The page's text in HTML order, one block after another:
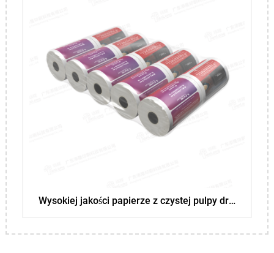
Wysokiej jakości papierze z czystej pulpy drewnianej